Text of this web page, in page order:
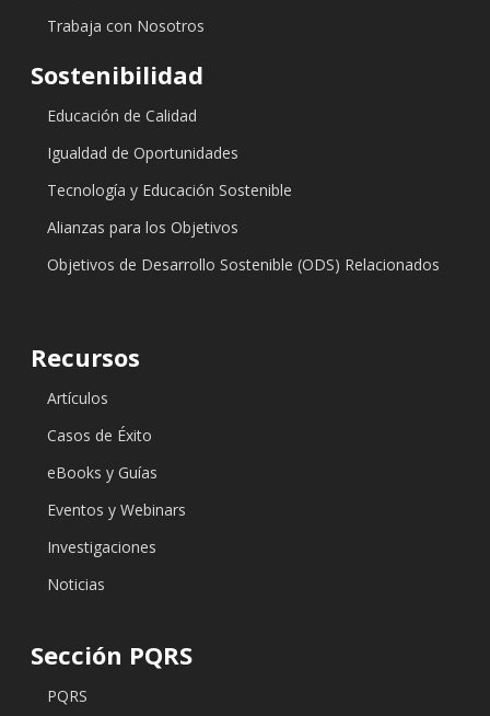
Trabaja con Nosotros
Sostenibilidad
Educación de Calidad
Igualdad de Oportunidades
Tecnología y Educación Sostenible
Alianzas para los Objetivos
Objetivos de Desarrollo Sostenible (ODS) Relacionados
Recursos
Artículos
Casos de Éxito
eBooks y Guías
Eventos y Webinars
Investigaciones
Noticias
Sección PQRS
PQRS